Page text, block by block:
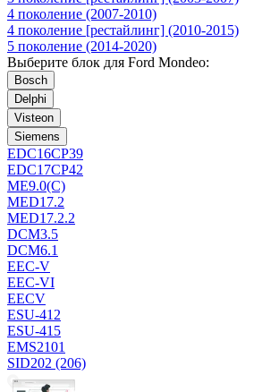
4 поколение (2007-2010)
4 поколение [рестайлинг] (2010-2015)
5 поколение (2014-2020)
Выберите блок для Ford Mondeo:
Bosch
Delphi
Visteon
Siemens
EDC16CP39
EDC17CP42
ME9.0(C)
MED17.2
MED17.2.2
DCM3.5
DCM6.1
EEC-V
EEC-VI
EECV
ESU-412
ESU-415
EMS2101
SID202 (206)